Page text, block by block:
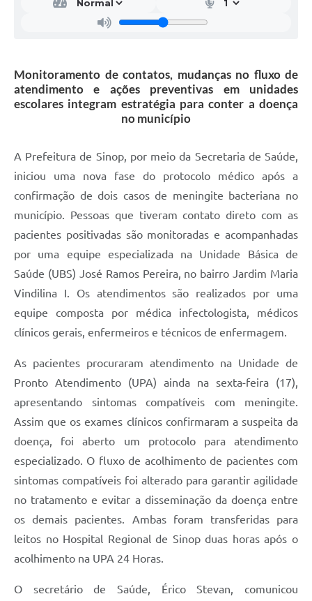
Monitoramento de contatos, mudanças no fluxo de
atendimento e ações preventivas em unidades
escolares integram estratégia para conter a doença
no município
A Prefeitura de Sinop, por meio da Secretaria de Saúde,
iniciou uma nova fase do protocolo médico após a
confirmação de dois casos de meningite bacteriana no
município. Pessoas que tiveram contato direto com as
pacientes positivadas são monitoradas e acompanhadas
por uma equipe especializada na Unidade Básica de
Saúde (UBS) José Ramos Pereira, no bairro Jardim Maria
Vindilina I. Os atendimentos são realizados por uma
equipe composta por médica infectologista, médicos
clínicos gerais, enfermeiros e técnicos de enfermagem.
As pacientes procuraram atendimento na Unidade de
Pronto Atendimento (UPA) ainda na sexta-feira (17),
apresentando sintomas compatíveis com meningite.
Assim que os exames clínicos confirmaram a suspeita da
doença, foi aberto um protocolo para atendimento
especializado. O fluxo de acolhimento de pacientes com
sintomas compatíveis foi alterado para garantir agilidade
no tratamento e evitar a disseminação da doença entre
os demais pacientes. Ambas foram transferidas para
leitos no Hospital Regional de Sinop duas horas após o
acolhimento na UPA 24 Horas.
O secretário de Saúde, Érico Stevan, comunicou